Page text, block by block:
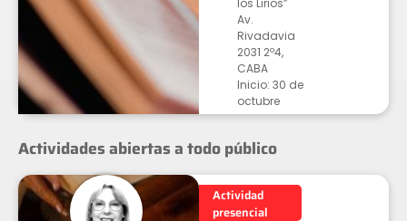
Av.
Rivadavia
2031 2º4,
CABA
Inicio: 30 de
octubre
Actividades abiertas a todo público
Actividad
presencial